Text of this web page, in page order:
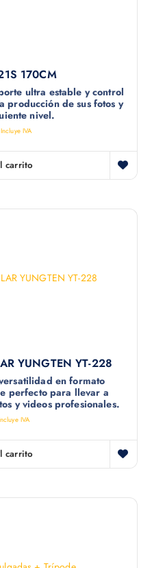
170CM
ultra estable y control
producción de sus fotos y
nivel.
Incluye IVA
carrito
YUNGTEN YT-228
en formato
perfecto para llevar a
y videos profesionales.
IVA
carrito